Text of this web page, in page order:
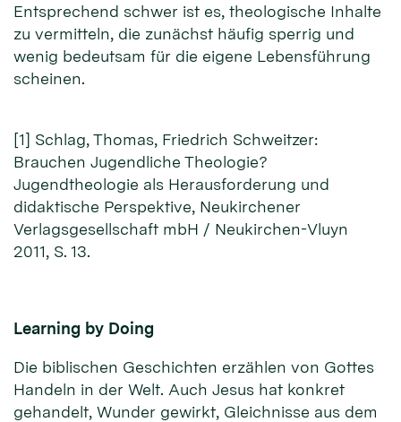
Entsprechend schwer ist es, theologische Inhalte
zu vermitteln, die zunächst häufig sperrig und
wenig bedeutsam für die eigene Lebensführung
scheinen.
[1] Schlag, Thomas, Friedrich Schweitzer:
Brauchen Jugendliche Theologie?
Jugendtheologie als Herausforderung und
didaktische Perspektive, Neukirchener
Verlagsgesellschaft mbH / Neukirchen-Vluyn
2011, S. 13.
Learning by Doing
Die biblischen Geschichten erzählen von Gottes
Handeln in der Welt. Auch Jesus hat konkret
gehandelt, Wunder gewirkt, Gleichnisse aus dem